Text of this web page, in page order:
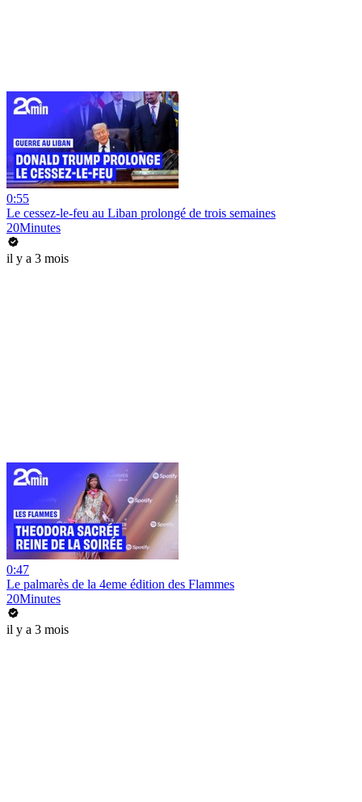
0:55
Le cessez-le-feu au Liban prolongé de trois semaines
20Minutes
il y a 3 mois
0:47
Le palmarès de la 4eme édition des Flammes
20Minutes
il y a 3 mois